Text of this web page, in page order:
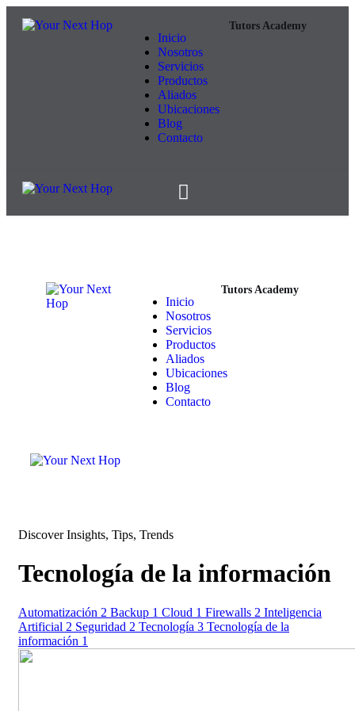
Inicio
Nosotros
Servicios
Productos
Aliados
Ubicaciones
Blog
Contacto
Tutors Academy
Inicio
Nosotros
Servicios
Productos
Aliados
Ubicaciones
Blog
Contacto
Tutors Academy
Discover Insights, Tips, Trends
Tecnología de la información
Automatización 2 Backup 1 Cloud 1 Firewalls 2 Inteligencia
Artificial 2 Seguridad 2 Tecnología 3 Tecnología de la
información 1